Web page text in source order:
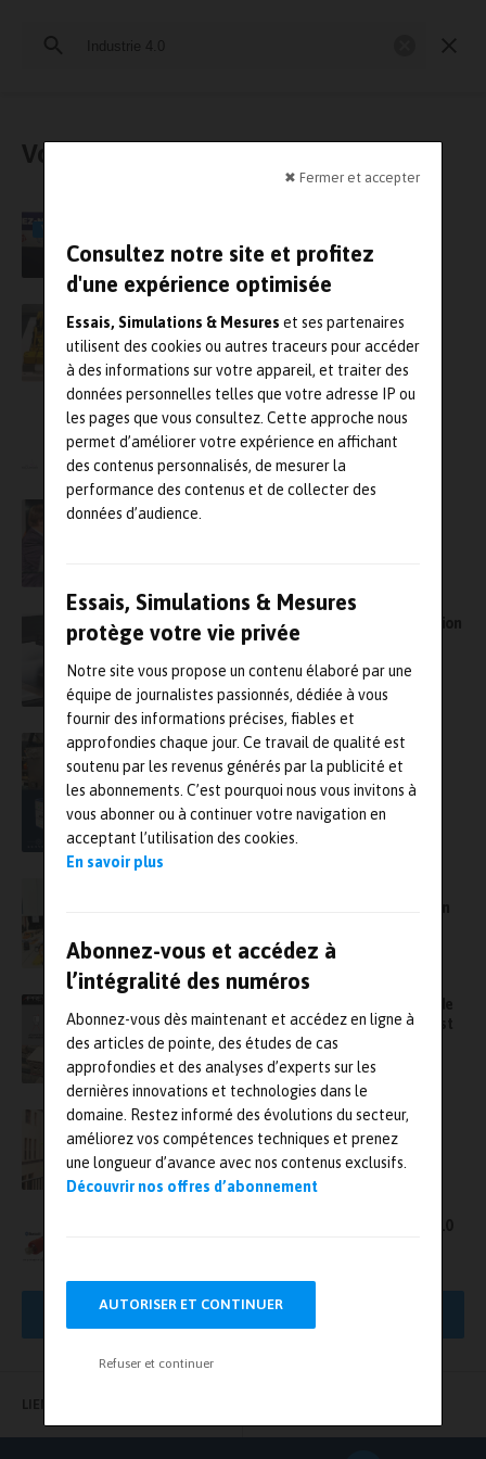
✖ Fermer et accepter
Consultez notre site et profitez
d'une expérience optimisée
Essais, Simulations & Mesures et ses partenaires
utilisent des cookies ou autres traceurs pour accéder
à des informations sur votre appareil, et traiter des
données personnelles telles que votre adresse IP ou
les pages que vous consultez. Cette approche nous
permet d’améliorer votre expérience en affichant
des contenus personnalisés, de mesurer la
performance des contenus et de collecter des
données d’audience.
Essais, Simulations & Mesures
protège votre vie privée
Notre site vous propose un contenu élaboré par une
équipe de journalistes passionnés, dédiée à vous
fournir des informations précises, fiables et
approfondies chaque jour. Ce travail de qualité est
soutenu par les revenus générés par la publicité et
les abonnements. C’est pourquoi nous vous invitons à
vous abonner ou à continuer votre navigation en
acceptant l’utilisation des cookies.
En savoir plus
Abonnez-vous et accédez à
l’intégralité des numéros
Abonnez-vous dès maintenant et accédez en ligne à
des articles de pointe, des études de cas
approfondies et des analyses d’experts sur les
dernières innovations et technologies dans le
domaine. Restez informé des évolutions du secteur,
améliorez vos compétences techniques et prenez
une longueur d’avance avec nos contenus exclusifs.
Découvrir nos offres d’abonnement
AUTORISER ET CONTINUER
Refuser et continuer
Vous avez cherché : « Industrie 4.0 »
VIDÉO
L’association Exera organise sa journée
technique le 24 novembre sur l’industrie 4.0
Avec l’acquisition de CADLM, Hexagon se
renforce dans l’Industrie 4.0, les solutions
autonomes et les jumeaux numériques
Alliance entre ESI Group et Assystem
La mesure dimensionnelle sous haute précision
dans l’industrie
Les enjeux des bancs d’essais et de la
simulation dans l’industrie moderne : agilité,
innovation et expertise
industrielles sur le salon Global Industrie Lyon
Une solution d’automatisation du contrôle de
briques par caméra, lauréate du Prix Grand Est
Transformation (GET(1)) Industrie 2022
Aprex Solutions apporte son expertise en
vision industrielle pour les projets R&D
d’Ÿnsect, acteur majeur de l’Agritech
La Gamme Moment Alpha® Innove dans le 4.0
AFFICHER PLUS DE RÉSULTATS
LIENS UTILES